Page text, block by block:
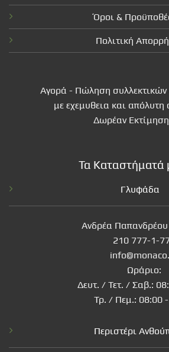
Όροι &
Πολιτική
Αγορά - Πώληση συλλεκτικών
με εχεμυθεια και απόλυτη
Δωρέαν
Τα Καταστήματά
Γλυφάδα
Ανδρέα
210 777-1-
Ωράριο:
Δευτ. / Τετ. / Σαβ.:
Τρ. / Πεμ.: 08:00
Περιστέρι